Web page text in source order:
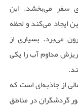
سفر می‌بخشد. این
ایجاد می‌کند و لحظه
می‌برد. بسیاری از
مداوم آب را یکی
از جاذبه‌ای است که
گردشگران در مناطق